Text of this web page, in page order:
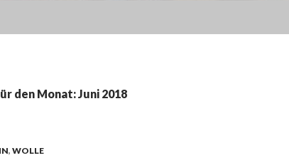
den Monat: Juni 2018
, WOLLE